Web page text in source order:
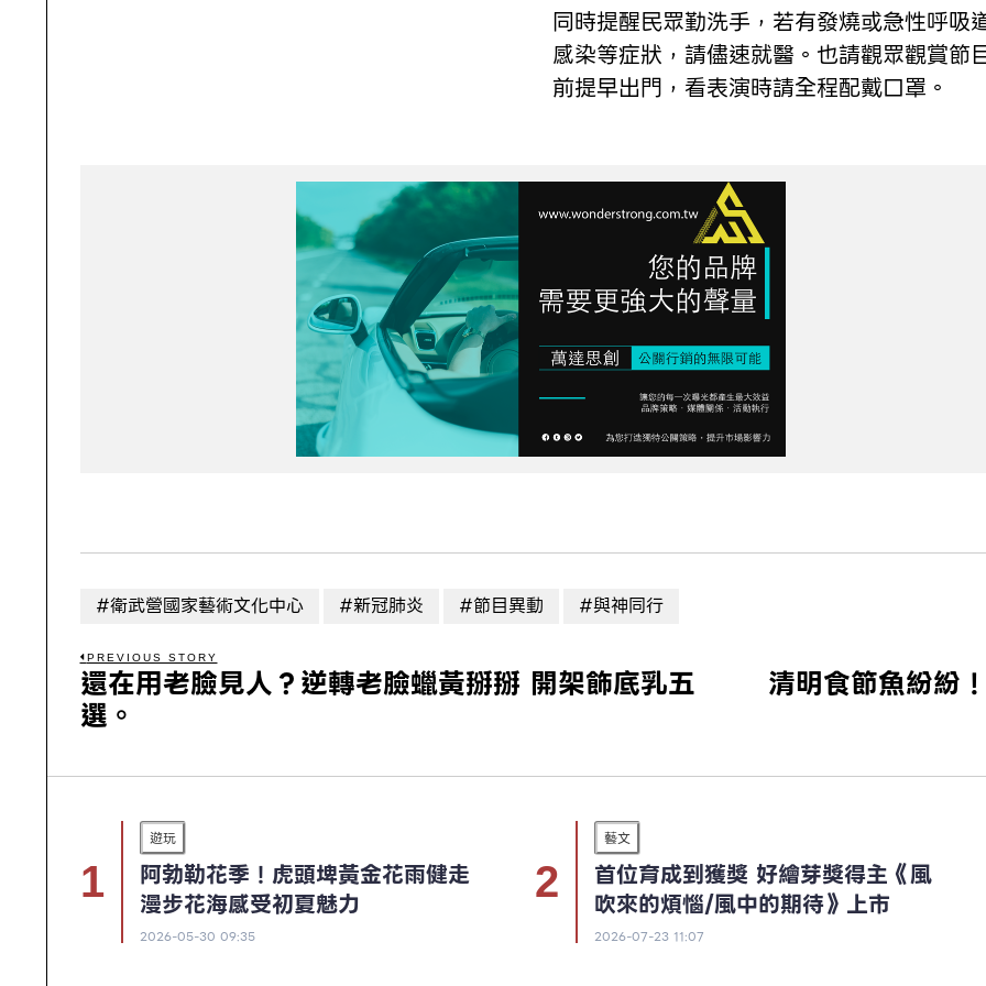
同時提醒民眾勤洗手，若有發燒或急性呼吸
感染等症狀，請儘速就醫。也請觀眾觀賞節
前提早出門，看表演時請全程配戴口罩。
#衛武營國家藝術文化中心 #新冠肺炎 #節目異動 #與神同行
PREVIOUS STORY
還在用老臉見人？逆轉老臉蠟黃掰掰 開架飾底乳五
選。
清明食節魚紛紛
遊玩
阿勃勒花季！虎頭埤黃金花雨健走
漫步花海感受初夏魅力
2026-05-30 09:35
藝文
首位育成到獲獎 好繪芽獎得主《風
吹來的煩惱/風中的期待》上市
2026-07-23 11:07